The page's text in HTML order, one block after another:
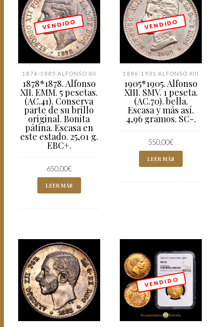
V E N D I D O
1874-1885 ALFONSO XII
1878*1878. Alfonso
XII. EMM. 5 pesetas.
(AC.41). Conserva
parte de su brillo
original. Bonita
pátina. Escasa en
este estado. 25,01 g.
EBC+.
650,00€
LEER MÁS
V E N D I D O
1886-1931 ALFONSO XIII
1905*1905. Alfonso
XIII. SMV. 1 peseta.
(AC.70). bella.
Escasa y más así.
4,96 gramos. SC-.
550,00€
LEER MÁS
V E N D I D O